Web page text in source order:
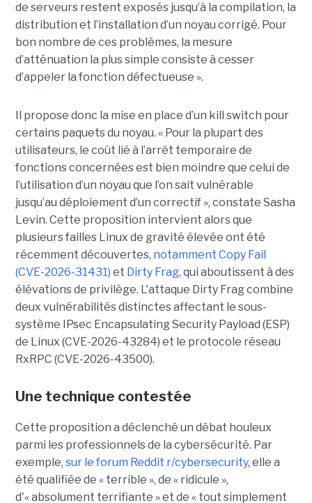
de serveurs restent exposés jusqu’à la compilation, la
distribution et l’installation d’un noyau corrigé. Pour
bon nombre de ces problèmes, la mesure
d’atténuation la plus simple consiste à cesser
d’appeler la fonction défectueuse ».
Il propose donc la mise en place d’un kill switch pour
certains paquets du noyau. « Pour la plupart des
utilisateurs, le coût lié à l’arrêt temporaire de
fonctions concernées est bien moindre que celui de
l’utilisation d’un noyau que l’on sait vulnérable
jusqu’au déploiement d’un correctif », constate Sasha
Levin. Cette proposition intervient alors que
plusieurs failles Linux de gravité élevée ont été
récemment découvertes, notamment Copy Fail
(CVE-2026-31431) et Dirty Frag, qui aboutissent à des
élévations de privilège. L'attaque Dirty Frag combine
deux vulnérabilités distinctes affectant le sous-
système IPsec Encapsulating Security Payload (ESP)
de Linux (CVE-2026-43284) et le protocole réseau
RxRPC (CVE-2026-43500).
Une technique contestée
Cette proposition a déclenché un débat houleux
parmi les professionnels de la cybersécurité. Par
exemple, sur le forum Reddit r/cybersecurity, elle a
été qualifiée de « terrible », de « ridicule »,
d'« absolument terrifiante » et de « tout simplement